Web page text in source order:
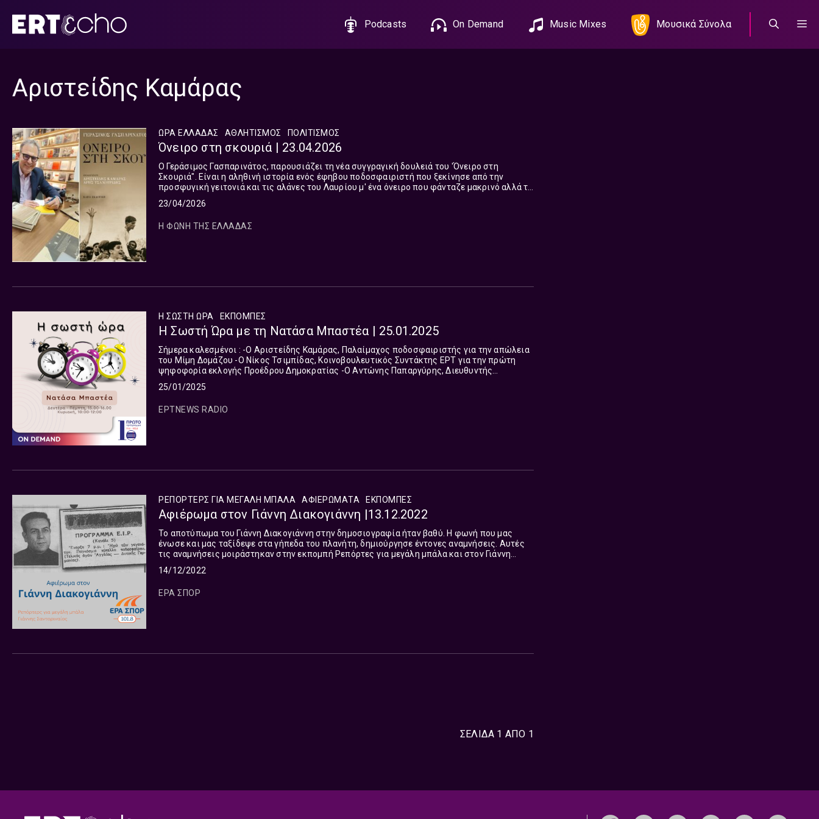
περιεχόμενο
Podcasts On Demand Music Mixes Μουσικά Σύνολα
Αριστείδης Καμάρας
ΩΡΑ ΕΛΛΑΔΑΣ ΑΘΛΗΤΙΣΜΌΣ ΠΟΛΙΤΙΣΜΌΣ
Όνειρο στη σκουριά | 23.04.2026
Ο Γεράσιμος Γασπαρινάτος, παρουσιάζει τη νέα συγγραγική δουλειά του 'Όνειρο στη
Σκουριά". Είναι η αληθινή ιστορία ενός έφηβου ποδοσφαιριστή που ξεκίνησε από την
προσφυγική γειτονιά και τις αλάνες του Λαυρίου μ' ένα όνειρο που φάνταζε μακρινό αλλά το
23/04/2026
Η ΦΩΝΗ ΤΗΣ ΕΛΛΑΔΑΣ
Η ΣΩΣΤΗ ΩΡΑ ΕΚΠΟΜΠΈΣ
Η Σωστή Ώρα με τη Νατάσα Μπαστέα | 25.01.2025
Σήμερα καλεσμένοι : -Ο Αριστείδης Καμάρας, Παλαίμαχος ποδοσφαιριστής για την απώλεια
του Μίμη Δομάζου -Ο Νίκος Τσιμπίδας, Κοινοβουλευτικός Συντάκτης ΕΡΤ για την πρώτη
ψηφοφορία εκλογής Προέδρου Δημοκρατίας -Ο Αντώνης Παπαργύρης, Διευθυντής
25/01/2025
ΕΡΤNEWS RADIO
ΡΕΠΟΡΤΕΡΣ ΓΙΑ ΜΕΓΑΛΗ ΜΠΑΛΑ ΑΦΙΕΡΩΜΑΤΑ ΕΚΠΟΜΠΈΣ
Αφιέρωμα στον Γιάννη Διακογιάννη |13.12.2022
Το αποτύπωμα του Γιάννη Διακογιάννη στην δημοσιογραφία ήταν βαθύ. Η φωνή που μας
ένωσε και μας ταξίδεψε στα γήπεδα του πλανήτη, δημιούργησε έντονες αναμνήσεις. Αυτές
τις αναμνήσεις μοιράστηκαν στην εκπομπή Ρεπόρτες για μεγάλη μπάλα και στον Γιάννη
14/12/2022
ΕΡΑ ΣΠΟΡ
ΣΕΛΙΔΑ 1 ΑΠΟ 1